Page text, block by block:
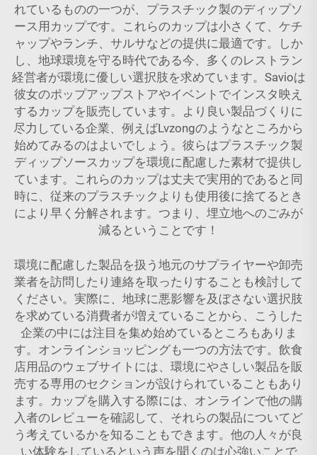
れているものの一つが、プラスチック製のディップソ
ース用カップです。これらのカップは小さくて、ケチ
ャップやランチ、サルサなどの提供に最適です。しか
し、地球環境を守る時代である今、多くのレストラン
経営者が環境に優しい選択肢を求めています。Savioは
彼女のポップアップストアやイベントでインスタ映え
するカップを販売しています。より良い製品づくりに
尽力している企業、例えばLvzongのようなところから
始めてみるのはよいでしょう。彼らはプラスチック製
ディップソースカップを環境に配慮した素材で提供し
ています。これらのカップは丈夫で実用的であると同
時に、従来のプラスチックよりも使用後に捨てるとき
により早く分解されます。つまり、埋立地へのごみが
減るということです！
環境に配慮した製品を扱う地元のサプライヤーや卸売
業者を訪問したり連絡を取ったりすることも検討して
ください。実際に、地球に悪影響を及ぼさない選択肢
を求めている消費者が増えていることから、こうした
企業の中には注目を集め始めているところもありま
す。オンラインショッピングも一つの方法です。飲食
店用品のウェブサイトには、環境にやさしい製品を販
売する専用のセクションが設けられていることもあり
ます。カップを購入する際には、オンラインで他の購
入者のレビューを確認して、それらの製品についてど
う考えているかを知ることもできます。他の人々が良
い体験をしているという声を聞くのは心強いことで